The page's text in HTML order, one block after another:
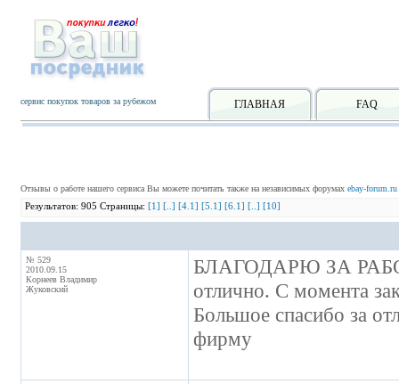
сервис покупок товаров за рубежом FAQ
ГЛАВНАЯ
Отзывы о работе нашего сервиса Вы можете почитать также на независимых форумах ebay-forum.ru
Результатов: 905 Страницы: [1] [..] [4.1] [5.1] [6.1] [..] [10]
№ 529
2010.09.15
Корнеев Владимир
Жуковский
БЛАГОДАРЮ ЗА
отлично. С момента
Большое спасибо за
фирму